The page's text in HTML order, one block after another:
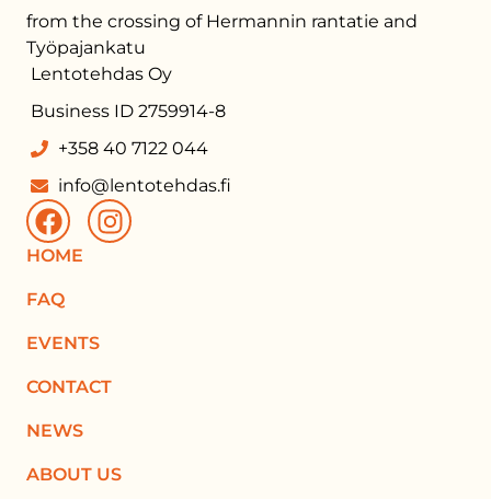
from the crossing of Hermannin rantatie and
Työpajankatu
Lentotehdas Oy
Business ID 2759914-8
+358 40 7122 044
info@lentotehdas.fi
HOME
FAQ
EVENTS
CONTACT
NEWS
ABOUT US